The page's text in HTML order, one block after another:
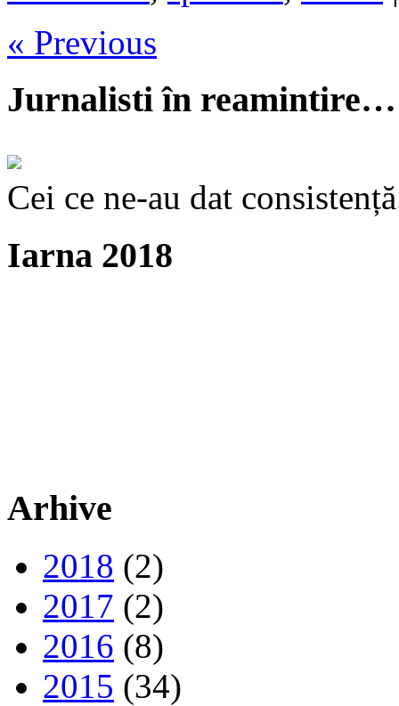
« Previous
Jurnalisti în reamintire…
Cei ce ne-au dat
Iarna 2018
Arhive
2018 (2)
2017 (2)
2016 (8)
2015 (34)